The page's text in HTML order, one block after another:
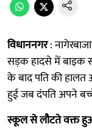
विधाननगर:
सड़क हादसे में बाइक
के बाद पति की हालत
हुई जब दंपति अपने
स्कूल से लौटते वक्त